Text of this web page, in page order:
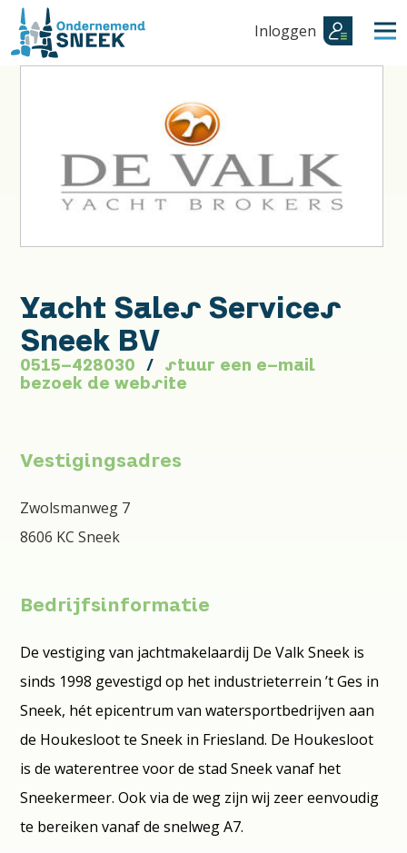
Inloggen
Yacht Sales Services
Sneek BV
0515-428030
stuur een e-mail
bezoek de website
Vestigingsadres
Zwolsmanweg 7
8606 KC Sneek
Bedrijfsinformatie
De vestiging van jachtmakelaardij De Valk Sneek is
sinds 1998 gevestigd op het industrieterrein ’t Ges in
Sneek, hét epicentrum van watersportbedrijven aan
de Houkesloot te Sneek in Friesland. De Houkesloot
is de waterentree voor de stad Sneek vanaf het
Sneekermeer. Ook via de weg zijn wij zeer eenvoudig
te bereiken vanaf de snelweg A7.